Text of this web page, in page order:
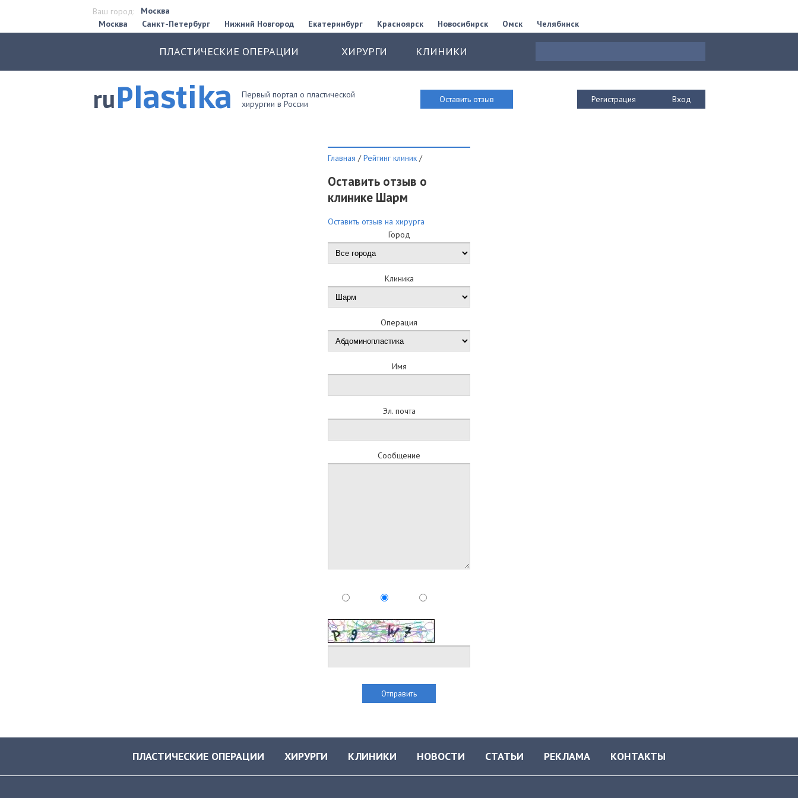
Ваш город:
Москва
Москва
Санкт-Петербург Нижний Новгород Екатеринбург Красноярск Новосибирск Омск Челябинск
ПЛАСТИЧЕСКИЕ ОПЕРАЦИИ ХИРУРГИ КЛИНИКИ
ruPlastika
Первый портал о пластической
хирургии в России
Оставить отзыв Регистрация Вход
Главная / Рейтинг клиник /
Оставить отзыв о
клинике Шарм
Оставить отзыв на хирурга
Город
Клиника
Операция
Имя
Эл. почта
Сообщение
ПЛАСТИЧЕСКИЕ ОПЕРАЦИИ ХИРУРГИ КЛИНИКИ НОВОСТИ СТАТЬИ РЕКЛАМА КОНТАКТЫ